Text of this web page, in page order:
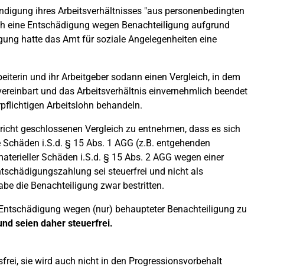
ihres Arbeitsverhältnisses "aus personenbedingten
eine Entschädigung wegen Benachteiligung aufgrund
hatte das Amt für soziale Angelegenheiten eine
und ihr Arbeitgeber sodann einen Vergleich, in dem
und das Arbeitsverhältnis einvernehmlich beendet
Arbeitslohn behandeln.
geschlossenen Vergleich zu entnehmen, dass es sich
i.S.d. § 15 Abs. 1 AGG (z.B. entgehenden
Schäden i.S.d. § 15 Abs. 2 AGG wegen einer
sei steuerfrei und nicht als
die Benachteiligung zwar bestritten.
wegen (nur) behaupteter Benachteiligung zu
seien daher steuerfrei.
sie wird auch nicht in den Progressionsvorbehalt